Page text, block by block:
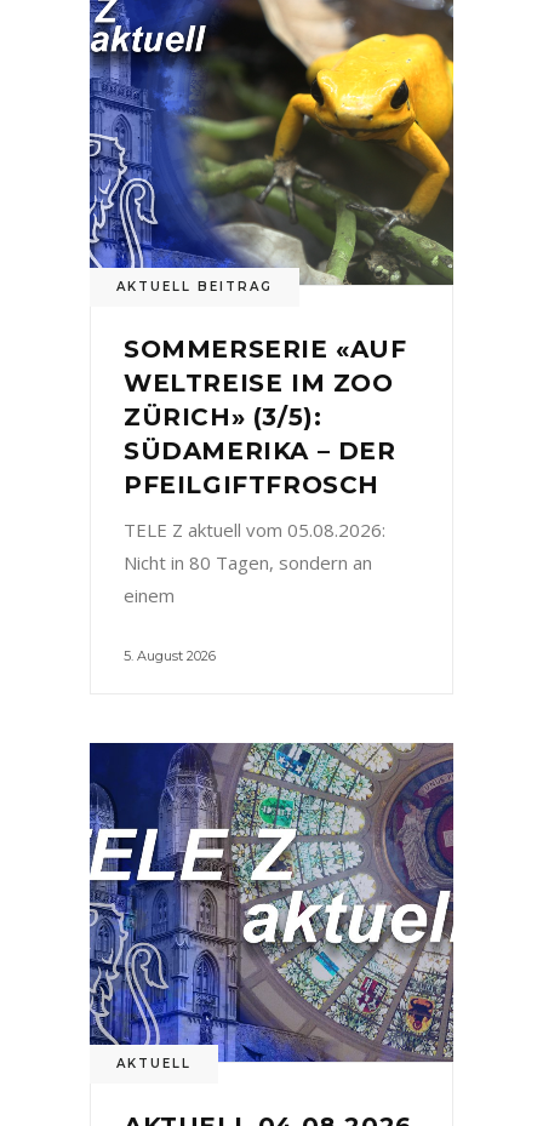
AKTUELL BEITRAG
SOMMERSERIE «AUF
WELTREISE IM ZOO
ZÜRICH» (3/5):
SÜDAMERIKA – DER
PFEILGIFTFROSCH
TELE Z aktuell vom 05.08.2026:
Nicht in 80 Tagen, sondern an
einem
5. August 2026
AKTUELL